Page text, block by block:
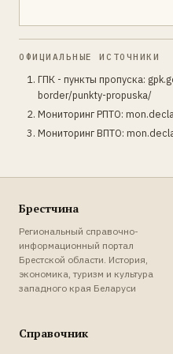
ОФИЦИАЛЬНЫЕ ИСТОЧНИКИ
ГПК - пункты пропуска:
border/punkty-propuska/
Мониторинг РПТО:
Мониторинг ВПТО:
Брестчина
Региональный справочно-
информационный портал
Брестской области. История,
экономика, туризм и культура
западного края Беларуси
Справочник